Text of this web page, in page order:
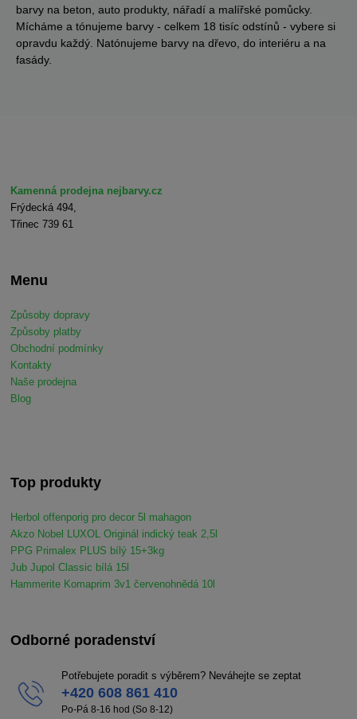
barvy na beton, auto produkty, nářadí a malířské pomůcky.
Mícháme a tónujeme barvy - celkem 18 tisíc odstínů - vybere si
opravdu každý. Natónujeme barvy na dřevo, do interiéru a na
fasády.
Kamenná prodejna nejbarvy.cz
Frýdecká 494,
Třinec 739 61
Menu
Způsoby dopravy
Způsoby platby
Obchodní podmínky
Kontakty
Naše prodejna
Blog
Top produkty
Herbol offenporig pro decor 5l mahagon
Akzo Nobel LUXOL Originál indický teak 2,5l
PPG Primalex PLUS bílý 15+3kg
Jub Jupol Classic bílá 15l
Hammerite Komaprim 3v1 červenohnědá 10l
Odborné poradenství
Potřebujete poradit s výběrem? Neváhejte se zeptat
+420 608 861 410
Po-Pá 8-16 hod (So 8-12)